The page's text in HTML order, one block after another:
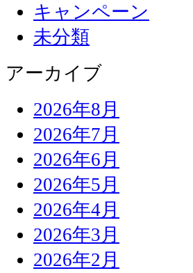
キャンペーン
未分類
アーカイブ
2026年8月
2026年7月
2026年6月
2026年5月
2026年4月
2026年3月
2026年2月